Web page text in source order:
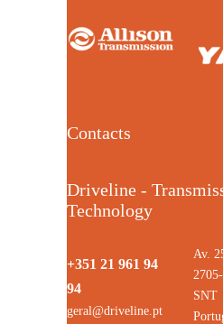
Contacts
Driveline -
Technology
+351 21 961 94
94
geral@driveline.pt
Av.
SNT